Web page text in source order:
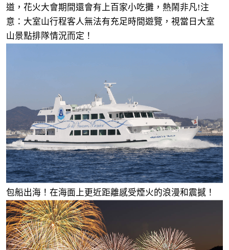
道，花火大會期間還會有上百家小吃攤，熱鬧非凡!注
意：大室山行程客人無法有充足時間遊覽，視當日大室
山景點排隊情況而定！
包船出海！在海面上更近距離感受煙火的浪漫和震撼！